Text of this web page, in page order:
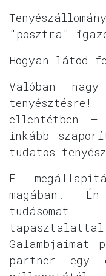
"posztra"
Hogyan látod
Valóban
tenyésztésre!
ellentétben
inkább
tudatos
E
magában.
Galambjaimat
partner egy